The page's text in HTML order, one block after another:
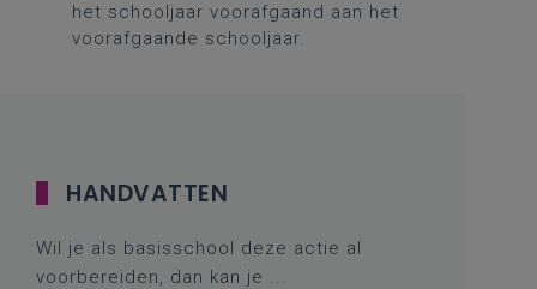
het schooljaar voorafgaand aan het
voorafgaande schooljaar.
HANDVATTEN
Wil je als basisschool deze actie al
voorbereiden, dan kan je ...